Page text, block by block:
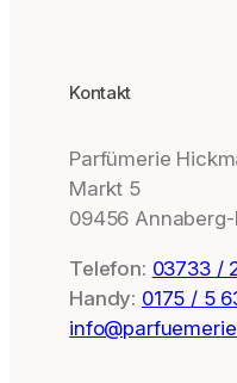
Kontakt
Parfümerie
Markt 5
09456
Telefon: 03733 /
Handy: 0175 / 5